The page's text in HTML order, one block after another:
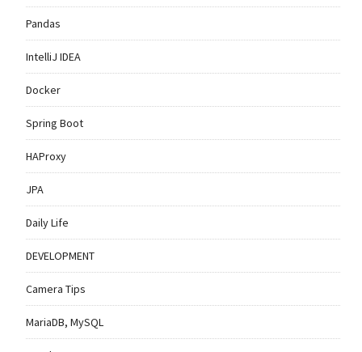
Pandas
IntelliJ IDEA
Docker
Spring Boot
HAProxy
JPA
Daily Life
DEVELOPMENT
Camera Tips
MariaDB, MySQL